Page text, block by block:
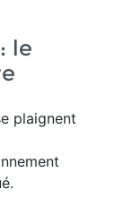
le
plaignent